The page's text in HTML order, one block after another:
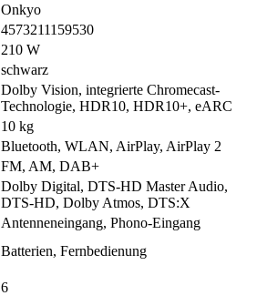
Onkyo
4573211159530
210 W
schwarz
Dolby Vision, integrierte Chromecast-
Technologie, HDR10, HDR10+, eARC
10 kg
Bluetooth, WLAN, AirPlay, AirPlay 2
FM, AM, DAB+
Dolby Digital, DTS-HD Master Audio,
DTS-HD, Dolby Atmos, DTS:X
Antenneneingang, Phono-Eingang
Batterien, Fernbedienung
6